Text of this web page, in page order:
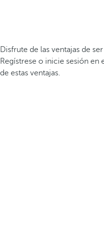
Disfrute de las ventajas de
Regístrese o inicie sesión
de estas ventajas.